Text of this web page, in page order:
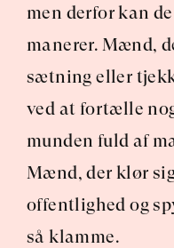
men derfor kan
manerer. Mænd,
sætning eller
ved at fortælle
munden fuld af
Mænd, der klør
offentlighed og
så klamme.